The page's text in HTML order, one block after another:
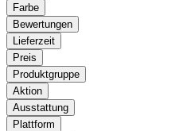
Farbe
Bewertungen
Lieferzeit
Preis
Produktgruppe
Aktion
Ausstattung
Plattform